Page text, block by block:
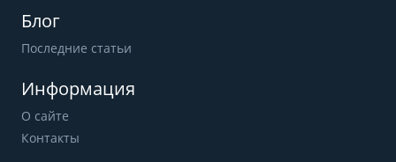
Блог
Последние статьи
Информация
О сайте
Контакты